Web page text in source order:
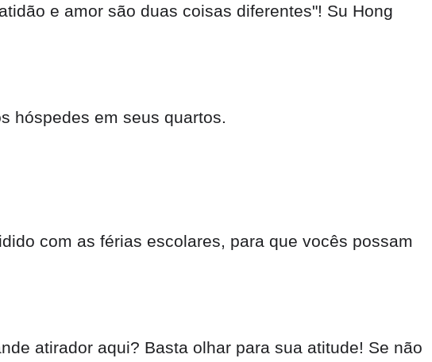
e amor são duas coisas diferentes"! Su Hong
hóspedes em seus quartos.
com as férias escolares, para que vocês possam
atirador aqui? Basta olhar para sua atitude! Se não